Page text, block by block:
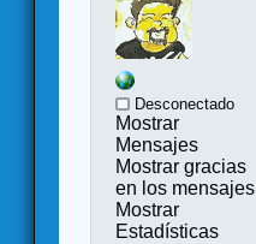
Desconectado
Mostrar
Mensajes
Mostrar gracias
en los mensajes
Mostrar
Estadísticas